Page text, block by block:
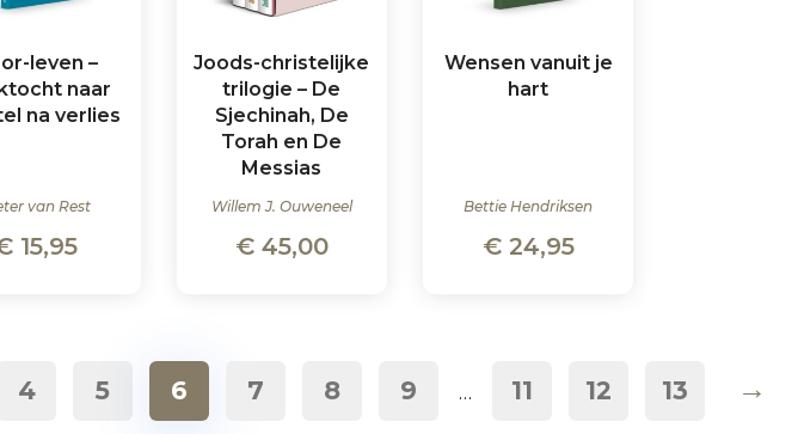
leven –
naar
na verlies
van Rest
15,95
Joods-christelijke
trilogie – De
Sjechinah, De
Torah en De
Messias
Willem J. Ouweneel
€45,00
Wensen vanuit je
hart
Bettie Hendriksen
€24,95
4 5 6 7 8 9 … 11 12 13 →